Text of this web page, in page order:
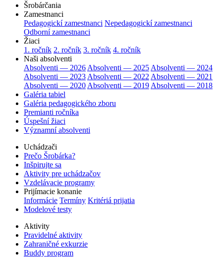
Šrobárčania
Zamestnanci
Pedagogickí zamestnanci Nepedagogickí zamestnanci
Odborní zamestnanci
Žiaci
1. ročník 2. ročník 3. ročník 4. ročník
Naši absolventi
Absolventi — 2026 Absolventi — 2025 Absolventi — 2024
Absolventi — 2023 Absolventi — 2022 Absolventi — 2021
Absolventi — 2020 Absolventi — 2019 Absolventi — 2018
Galéria tabiel
Galéria pedagogického zboru
Premianti ročníka
Úspešní žiaci
Významní absolventi
Uchádzači
Prečo Šrobárka?
Inšpirujte sa
Aktivity pre uchádzačov
Vzdelávacie programy
Prijímacie konanie
Informácie Termíny Kritériá prijatia
Modelové testy
Aktivity
Pravidelné aktivity
Zahraničné exkurzie
Buddy program